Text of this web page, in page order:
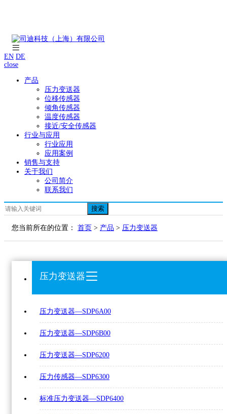
EN DE
close
产品
压力变送器
位移传感器
倾角传感器
温度传感器
接近/安全传感器
行业与应用
行业应用
应用案例
销售与支持
关于我们
公司简介
联系我们
搜索
您当前所在的位置： 首页 > 产品 > 压力变送器
压力变送器
压力变送器—SDP6A00
压力变送器—SDP6B00
压力变送器—SDP6200
压力传感器—SDP6300
标准压力变送器—SDP6400